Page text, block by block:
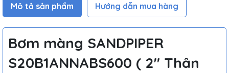
Mô tả sản phẩm Hướng dẫn mua hàng
Bơm màng SANDPIPER
S20B1ANNABS600 ( 2″ Thân